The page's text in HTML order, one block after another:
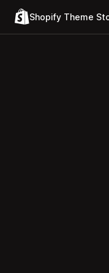
Shopify Theme